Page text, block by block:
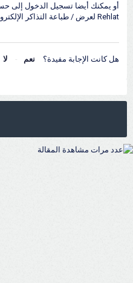
أو يمكنك أيضا تسجيل الدخول إلى
Rehlat لعرض / طباعة التذاكر الإلكترونية
هل كانت الإجابة مفيدة؟ نعم لا